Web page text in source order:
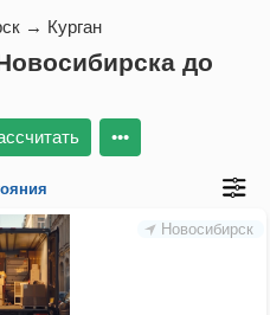
→ Курган
до
•••
Новосибирск